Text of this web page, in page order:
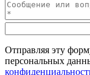
Отправляя эту
персональных